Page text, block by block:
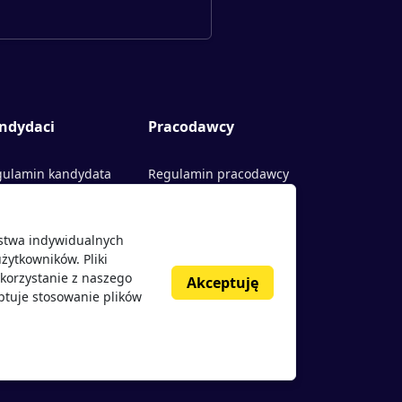
kandydata
o pracodawcach
Pracodawcy
Regulamin pracodawcy
indywidualnych
Pliki
z naszego
stosowanie plików
Akceptuję